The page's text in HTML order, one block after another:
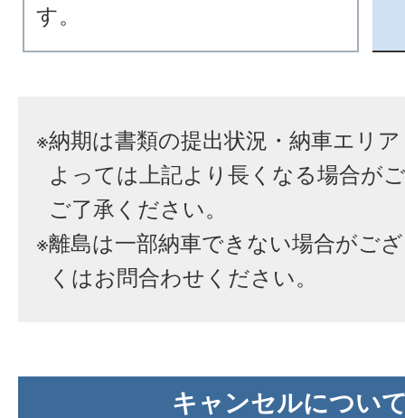
す。
※納期は書類の提出状況・納車エリ
よっては上記より長くなる場合が
ご了承ください。
※離島は一部納車できない場合がご
くはお問合わせください。
キャンセルについ